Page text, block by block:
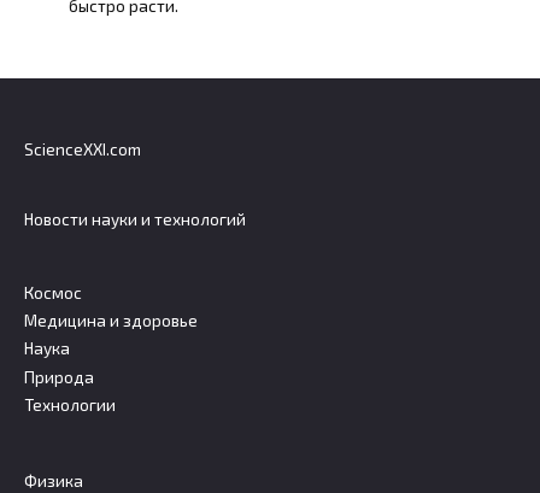
быстро расти.
ScienceXXI.com
Новости науки и технологий
Космос
Медицина и здоровье
Наука
Природа
Технологии
Физика